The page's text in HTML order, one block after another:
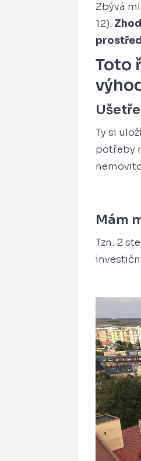
Zbývá
12).
Toto
Ty si
potřeby
Mám
Tzn. 2